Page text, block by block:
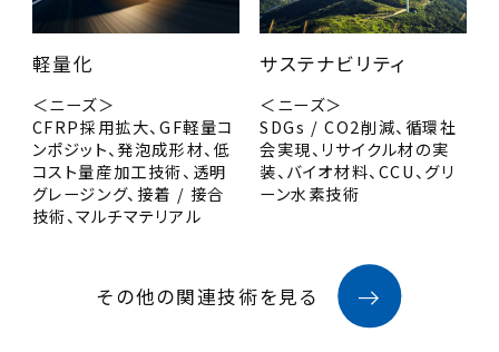
軽量化
＜ニーズ＞
CFRP採用拡大、GF軽量コ
ンポジット、発泡成形材、低
コスト量産加工技術、透明
グレージング、接着 / 接合
技術、マルチマテリアル
サステナビリティ
＜ニーズ＞
SDGs / CO2削減、循環社
会実現、リサイクル材の実
装、バイオ材料、CCU、グリ
ーン水素技術
その他の関連技術を見る